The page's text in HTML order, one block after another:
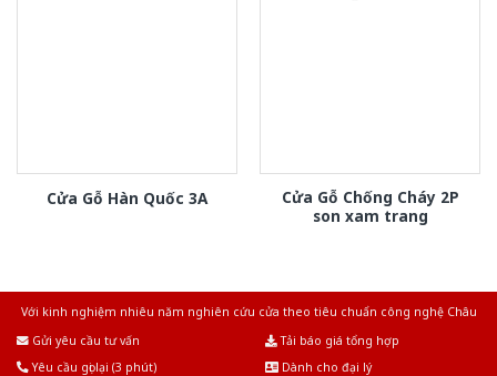
Cửa Gỗ Hàn Quốc 3A
Cửa Gỗ Chống Cháy 2P
son xam trang
Với kinh nghiệm nhiêu năm nghiên cứu cửa theo tiêu chuẩn công nghệ Châu
Gửi yêu cầu tư vấn
Tải báo giá tổng hợp
Yêu cầu gọi lại (3 phút)
Dành cho đại lý